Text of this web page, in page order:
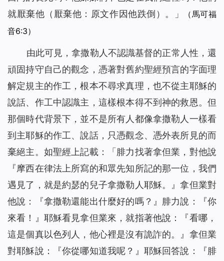
就厭棄他（厭棄他：原文作因他跌倒）。」
（馬可福
音6:3）
由此可見，拿撒勒人不認識基督的正常人性，還
頑固持守自己的觀念，憑著對舊約聖經預言的字面理
解定規主的作工，根本不尋求真理，也不從主耶穌的
說話、作工中認識主，這樣根本得不到神的救恩。但
那個時代背景下，並不是所有人都像拿撒勒人一樣看
到主耶穌的作工、說話，只憑觀念、憑外表所見的而
棄絕主。如聖經上記載：「腓力找著拿但業，對他說
『摩西在律法上所寫的和眾先知所記的那一位，我們
遇見了，就是約瑟的兒子拿撒勒人耶穌。』拿但業對
他說：『拿撒勒還能出什麼好的嗎？』腓力說：『你
來看！』耶穌看見拿但業來，就指著他說：『看哪，
這是個真以色列人，他心裡是沒有詭詐的。
』拿但業
對耶穌說：『你從哪知道我呢？』耶穌回答說：『腓